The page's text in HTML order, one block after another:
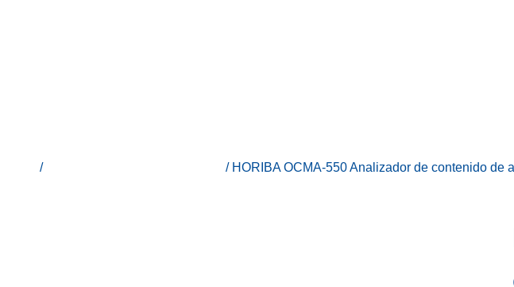
/ / HORIBA OCMA-550 Analizador de contenido de